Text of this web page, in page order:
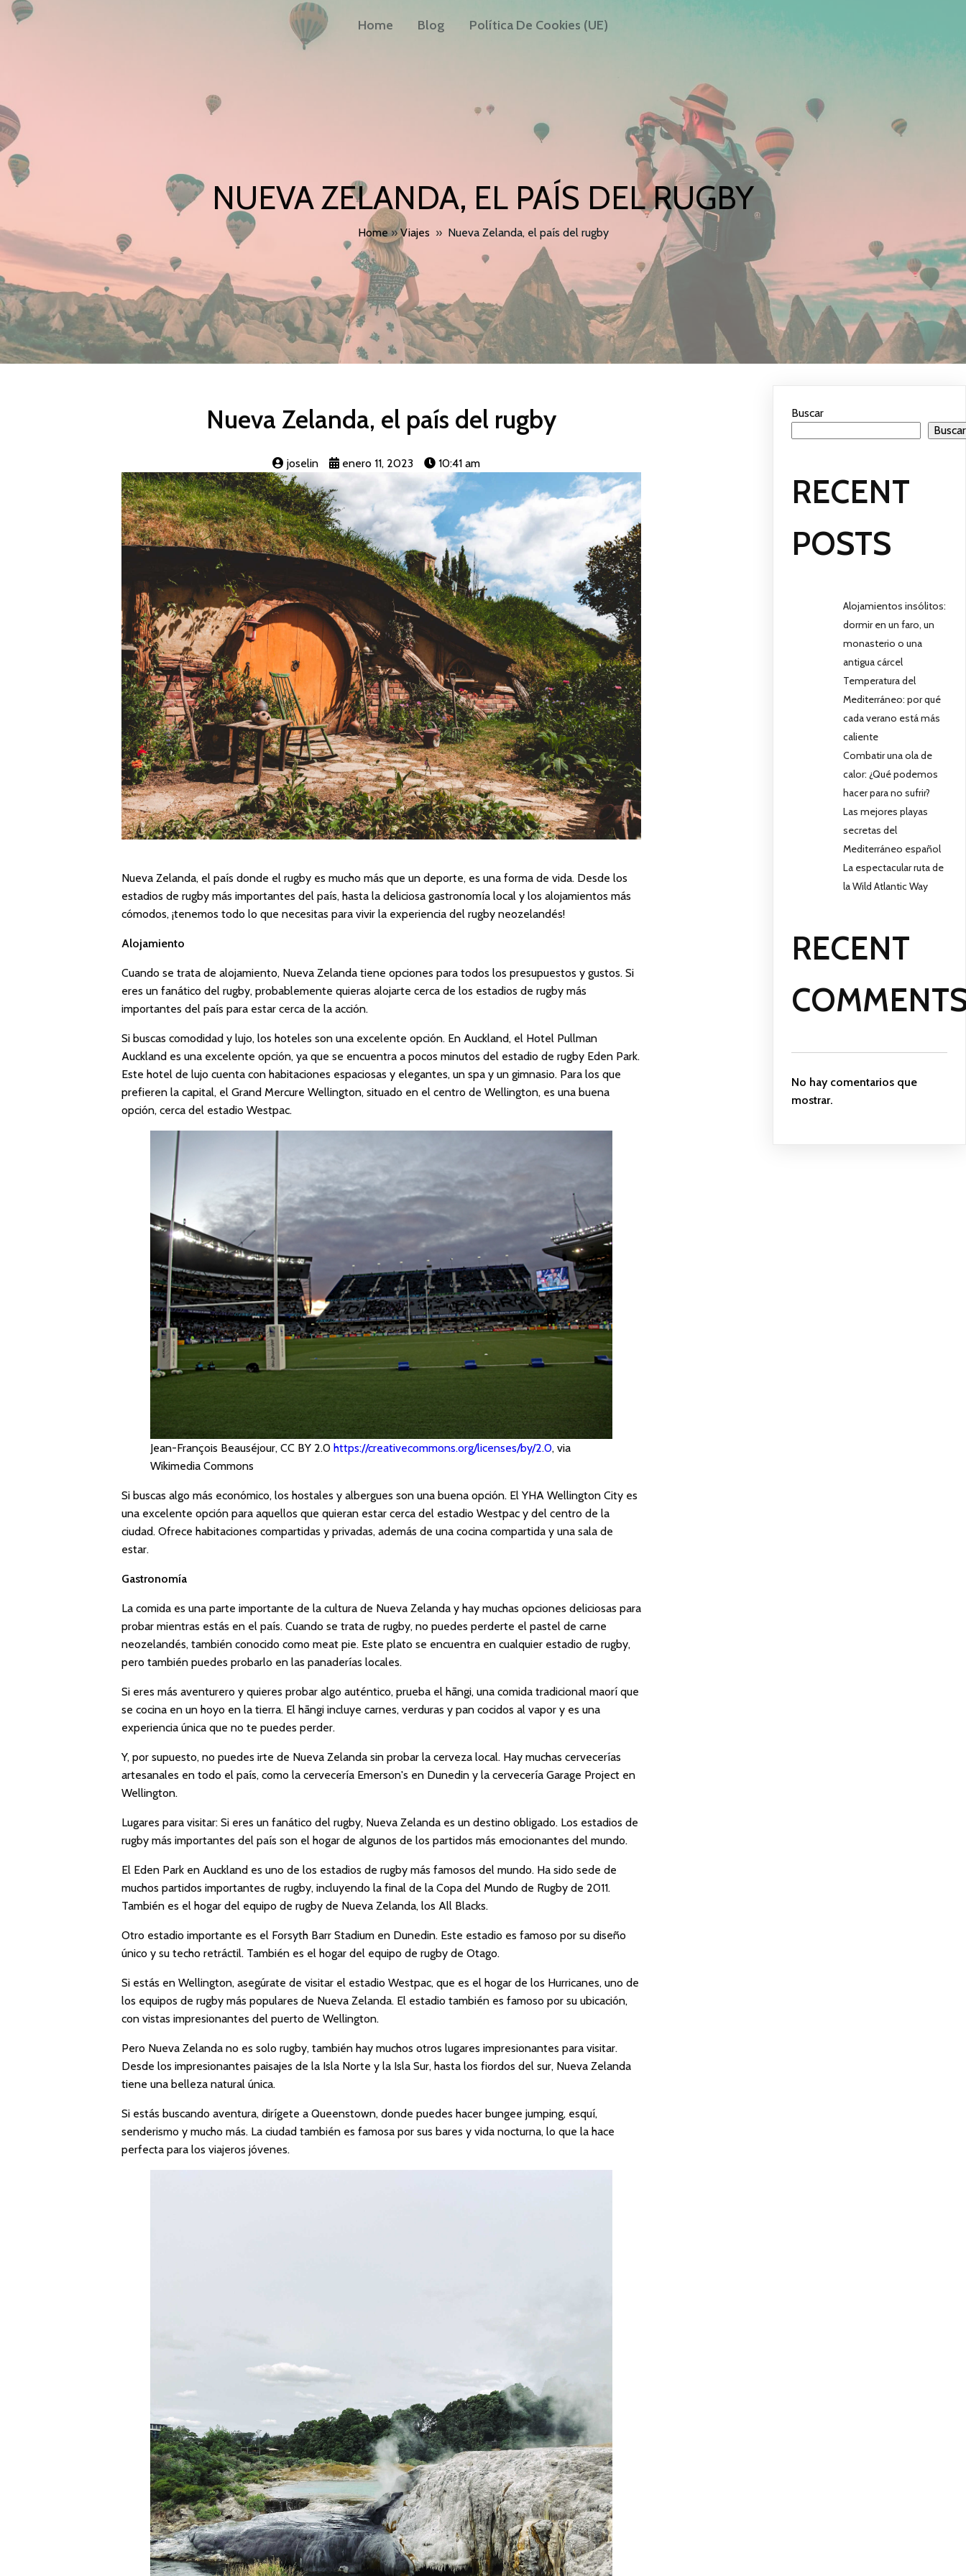
Home Blog Política De Cookies (UE)
NUEVA ZELANDA, EL PAÍS DEL RUGBY
Home»Viajes » Nueva Zelanda, el país del rugby
Nueva Zelanda, el país del rugby
joselin enero 11, 2023 10:41 am
Nueva Zelanda, el país donde el rugby es mucho más que un deporte, es una forma de vida. Desde los
estadios de rugby más importantes del país, hasta la deliciosa gastronomía local y los alojamientos más
cómodos, ¡tenemos todo lo que necesitas para vivir la experiencia del rugby neozelandés!
Alojamiento
Cuando se trata de alojamiento, Nueva Zelanda tiene opciones para todos los presupuestos y gustos. Si
eres un fanático del rugby, probablemente quieras alojarte cerca de los estadios de rugby más
importantes del país para estar cerca de la acción.
Si buscas comodidad y lujo, los hoteles son una excelente opción. En Auckland, el Hotel Pullman
Auckland es una excelente opción, ya que se encuentra a pocos minutos del estadio de rugby Eden Park.
Este hotel de lujo cuenta con habitaciones espaciosas y elegantes, un spa y un gimnasio. Para los que
prefieren la capital, el Grand Mercure Wellington, situado en el centro de Wellington, es una buena
opción, cerca del estadio Westpac.
Jean-François Beauséjour, CC BY 2.0https://creativecommons.org/licenses/by/2.0, via
Wikimedia Commons
Si buscas algo más económico, los hostales y albergues son una buena opción. El YHA Wellington City es
una excelente opción para aquellos que quieran estar cerca del estadio Westpac y del centro de la
ciudad. Ofrece habitaciones compartidas y privadas, además de una cocina compartida y una sala de
estar.
Gastronomía
La comida es una parte importante de la cultura de Nueva Zelanda y hay muchas opciones deliciosas para
probar mientras estás en el país. Cuando se trata de rugby, no puedes perderte el pastel de carne
neozelandés, también conocido como meat pie. Este plato se encuentra en cualquier estadio de rugby,
pero también puedes probarlo en las panaderías locales.
Si eres más aventurero y quieres probar algo auténtico, prueba el hāngi, una comida tradicional maorí que
se cocina en un hoyo en la tierra. El hāngi incluye carnes, verduras y pan cocidos al vapor y es una
experiencia única que no te puedes perder.
Y, por supuesto, no puedes irte de Nueva Zelanda sin probar la cerveza local. Hay muchas cervecerías
artesanales en todo el país, como la cervecería Emerson's en Dunedin y la cervecería Garage Project en
Wellington.
Lugares para visitar: Si eres un fanático del rugby, Nueva Zelanda es un destino obligado. Los estadios de
rugby más importantes del país son el hogar de algunos de los partidos más emocionantes del mundo.
El Eden Park en Auckland es uno de los estadios de rugby más famosos del mundo. Ha sido sede de
muchos partidos importantes de rugby, incluyendo la final de la Copa del Mundo de Rugby de 2011.
También es el hogar del equipo de rugby de Nueva Zelanda, los All Blacks.
Otro estadio importante es el Forsyth Barr Stadium en Dunedin. Este estadio es famoso por su diseño
único y su techo retráctil. También es el hogar del equipo de rugby de Otago.
Si estás en Wellington, asegúrate de visitar el estadio Westpac, que es el hogar de los Hurricanes, uno de
los equipos de rugby más populares de Nueva Zelanda. El estadio también es famoso por su ubicación,
con vistas impresionantes del puerto de Wellington.
Pero Nueva Zelanda no es solo rugby, también hay muchos otros lugares impresionantes para visitar.
Desde los impresionantes paisajes de la Isla Norte y la Isla Sur, hasta los fiordos del sur, Nueva Zelanda
tiene una belleza natural única.
Si estás buscando aventura, dirígete a Queenstown, donde puedes hacer bungee jumping, esquí,
senderismo y mucho más. La ciudad también es famosa por sus bares y vida nocturna, lo que la hace
perfecta para los viajeros jóvenes.
Buscar
Buscar
RECENT
POSTS
Alojamientos insólitos:
dormir en un faro, un
monasterio o una
antigua cárcel
Temperatura del
Mediterráneo: por qué
cada verano está más
caliente
Combatir una ola de
calor: ¿Qué podemos
hacer para no sufrir?
Las mejores playas
secretas del
Mediterráneo español
La espectacular ruta de
la Wild Atlantic Way
RECENT
No hay comentarios que
mostrar.